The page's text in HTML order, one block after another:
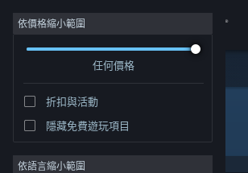
登入
社群
關於
依價格縮小範圍
任何價格
折扣與活動
隱藏免費遊玩項目
依語言縮小範圍
開發人員: 電脳遊戯最高会議